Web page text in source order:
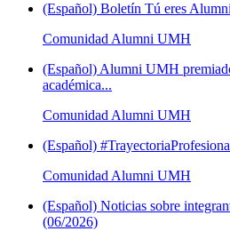
(Español) Boletín Tú eres
Comunidad Alumni UMH
(Español) Alumni UMH
académica...
Comunidad Alumni UMH
(Español)
Comunidad Alumni UMH
(Español) Noticias sobre
(06/2026)